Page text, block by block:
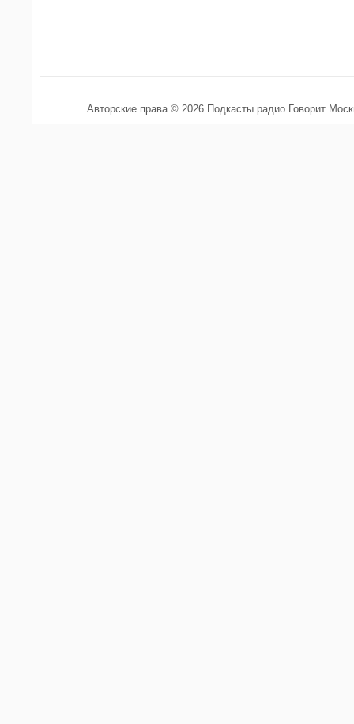
Авторские права © 2026 Подкасты радио Говорит